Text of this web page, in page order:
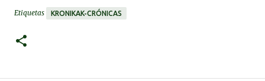
Etiquetas KRONIKAK-CRÓNICAS